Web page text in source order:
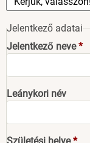
Jelentkező adatai
Jelentkező neve
Leánykori név